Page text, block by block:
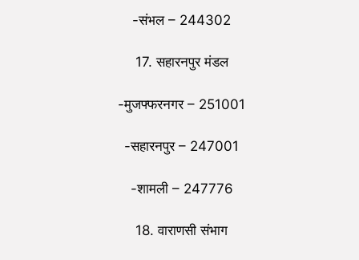
-संभल – 244302
17. सहारनपुर मंडल
-मुजफ्फरनगर – 251001
-सहारनपुर – 247001
-शामली – 247776
18. वाराणसी संभाग